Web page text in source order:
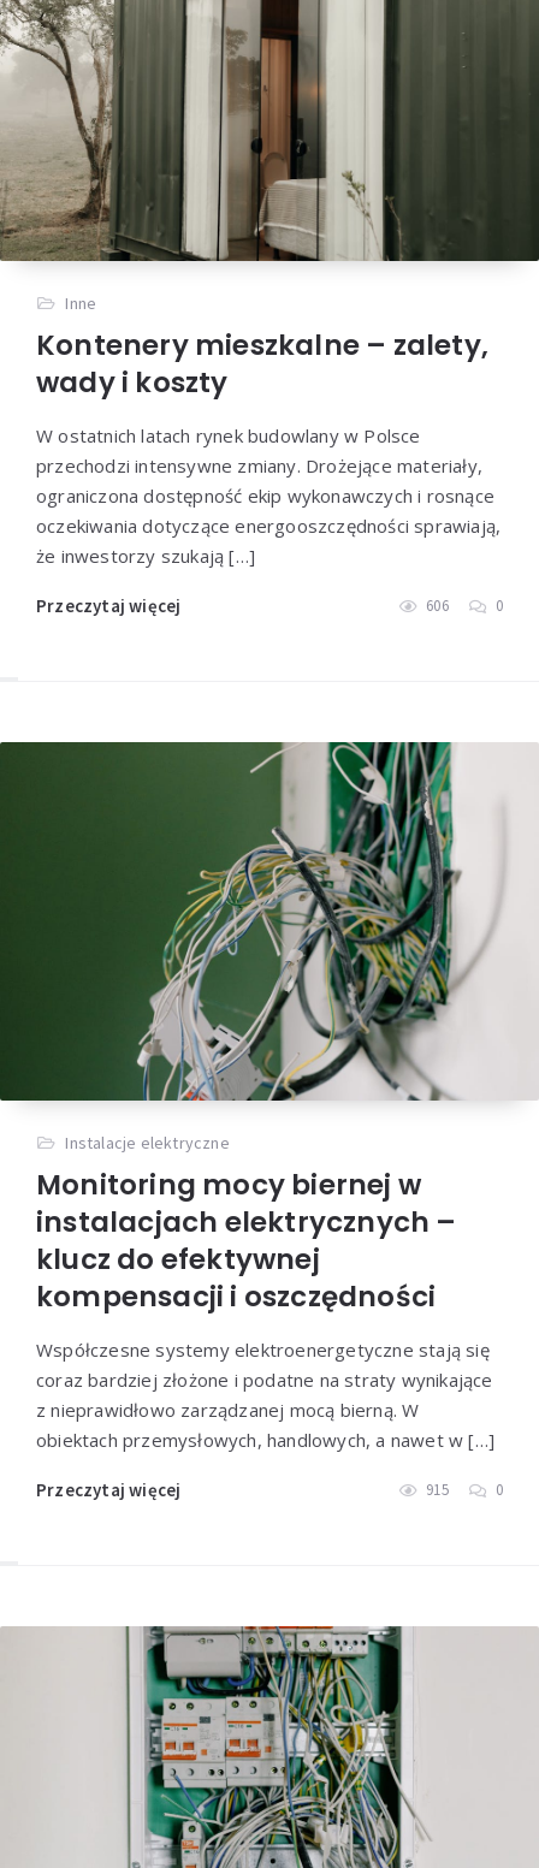
Inne
Kontenery mieszkalne – zalety,
wady i koszty
W ostatnich latach rynek budowlany w Polsce
przechodzi intensywne zmiany. Drożejące materiały,
ograniczona dostępność ekip wykonawczych i rosnące
oczekiwania dotyczące energooszczędności sprawiają,
że inwestorzy szukają […]
Przeczytaj więcej 606 0
Instalacje elektryczne
Monitoring mocy biernej w
instalacjach elektrycznych –
klucz do efektywnej
kompensacji i oszczędności
Współczesne systemy elektroenergetyczne stają się
coraz bardziej złożone i podatne na straty wynikające
z nieprawidłowo zarządzanej mocą bierną. W
obiektach przemysłowych, handlowych, a nawet w […]
Przeczytaj więcej 915 0